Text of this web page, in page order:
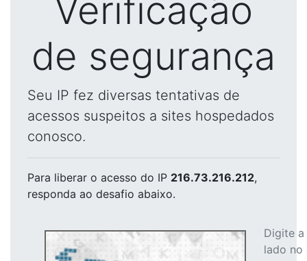
Verificação
de segurança
Seu IP fez diversas tentativas de
acessos suspeitos a sites hospedados
conosco.
Para liberar o acesso do IP 216.73.216.212,
responda ao desafio abaixo.
Digite
lado no